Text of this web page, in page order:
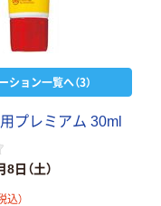
ション一覧へ（3）
プレミアム 30ml
8日（土）
込）